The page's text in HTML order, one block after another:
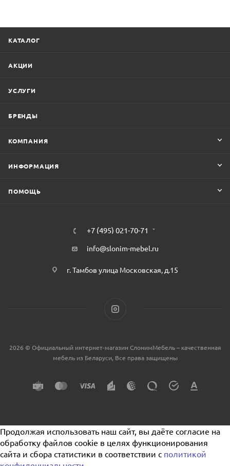
КАТАЛОГ
АКЦИИ
УСЛУГИ
БРЕНДЫ
КОМПАНИЯ
ИНФОРМАЦИЯ
ПОМОЩЬ
+7 (495) 021-70-71
info@slonim-mebel.ru
г. Тамбов улица Московская, д.15
2026 © Официальный интернет-магазин СлонимМебель – качественная
мебель из Беларуси, Все права защищены
Продолжая использовать наш сайт, вы даёте согласие на
обработку файлов cookie в целях функционирования
сайта и сбора статистики в соответствии с политикой